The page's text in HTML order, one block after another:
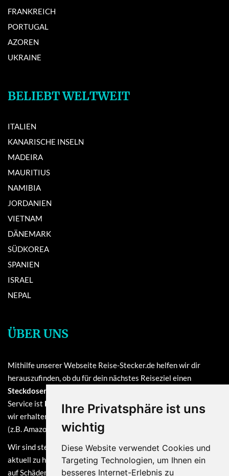
Ihre Privatsphäre ist uns
wichtig
Diese Website verwendet Cookies und
Targeting Technologien, um Ihnen ein
besseres Internet-Erlebnis zu
FRANKREICH
PORTUGAL
AZOREN
UKRAINE
BELIEBT WELTWEIT
ITALIEN
KANARISCHE INSELN
MADEIRA
MAURITIUS
NAMIBIA
JORDANIEN
VIETNAM
DÄNEMARK
SÜDKOREA
SPANIEN
ISRAEL
NEPAL
ÜBER UNS
Mithilfe unserer Webseite Reise-Stecker.de helfen wir dir
herauszufinden, ob du für dein nächstes Reiseziel einen
Steckdosenadapter oder einen Reisestecker
Service ist kostenlos
und finanziert sich durch Provisionen, die
wir erhalten, sofern du bei einem unserer verlinkten Partner
(z.B. Amazon) eine Bestellung tätigst.
Wir sind stets bemüht, die Informationen auf dieser Webseite
aktuell zu halten. Dennoch sind Haftungsansprüche, welche sich
auf Schäden materieller oder ideeller Art beziehen, die durch die